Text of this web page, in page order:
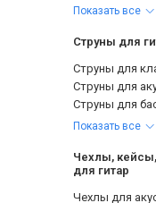
Показать все
Струны для
Струны для
Струны для
Струны для
Показать все
Чехлы,
для гитар
Чехлы для